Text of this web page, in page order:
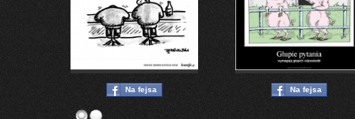
Na fejsa Na fejsa